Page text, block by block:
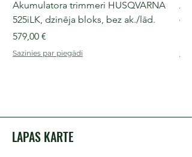
Akumulatora trimmeri HUSQVARNA
525iLK, dzinēja bloks, bez ak./lād.
Cena
579,00 €
Sazinies par piegādi
LAPAS KARTE